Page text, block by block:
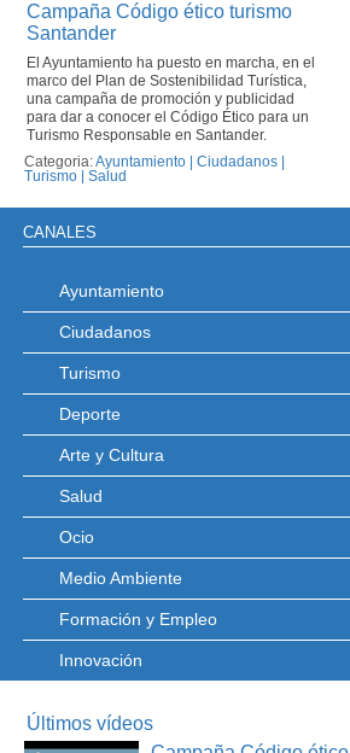
Campaña Código ético turismo
Santander
El Ayuntamiento ha puesto en marcha, en el
marco del Plan de Sostenibilidad Turística,
una campaña de promoción y publicidad
para dar a conocer el Código Ético para un
Turismo Responsable en Santander.
Categoria:Ayuntamiento Ciudadanos
Turismo
Salud
CANALES
Ayuntamiento
Ciudadanos
Turismo
Deporte
Arte y Cultura
Salud
Ocio
Medio Ambiente
Formación y Empleo
Innovación
Últimos vídeos